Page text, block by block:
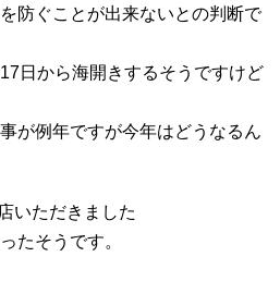
防ぐことが出来ないとの判断で
日から海開きするそうですけど
が例年ですが今年はどうなるん
いただきました
たそうです。